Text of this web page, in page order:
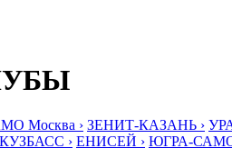
Москва › ЗЕНИТ-КАЗАНЬ ›
КУЗБАСС › ЕНИСЕЙ › ЮГРА-